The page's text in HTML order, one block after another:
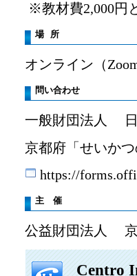
※教材費2,000円
場 所
オンライン（
問い合わせ
一般財団法人
京都府「せいか
https://
主 催
公益財団法人 京
Centro